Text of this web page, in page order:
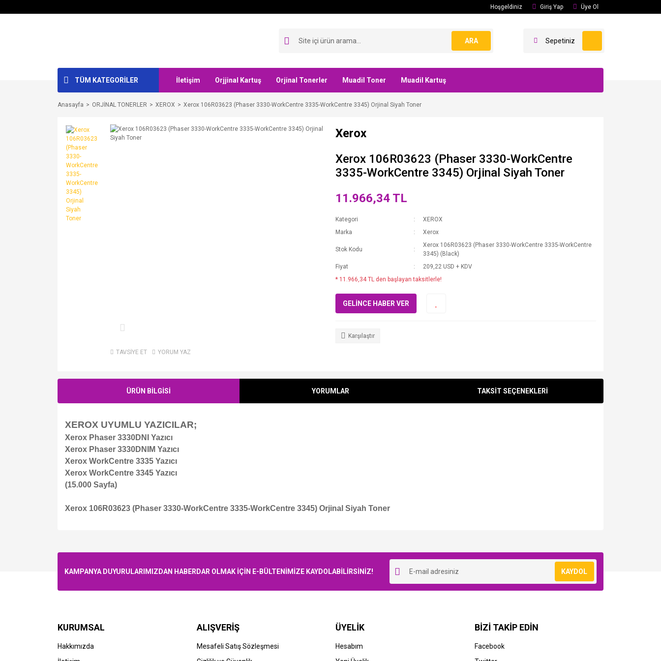
Hoşgeldiniz Giriş Yap Üye Ol
ARA Sepetiniz
TÜM KATEGORİLER İletişim Orjjinal Kartuş Orjinal Tonerler Muadil Toner Muadil Kartuş
Anasayfa ORJİNAL TONERLER XEROX Xerox 106R03623 (Phaser 3330-WorkCentre 3335-WorkCentre 3345) Orjinal Siyah Toner
TAVSİYE ET YORUM YAZ
Xerox
Xerox 106R03623 (Phaser 3330-WorkCentre
3335-WorkCentre 3345) Orjinal Siyah Toner
11.966,34 TL
Kategori
XEROX
Marka
Xerox
Stok Kodu
Xerox 106R03623 (Phaser 3330-WorkCentre 3335-WorkCentre
3345) (Black)
Fiyat
209,22 USD + KDV
* 11.966,34 TL den başlayan taksitlerle!
GELİNCE HABER VER
Karşılaştır
ÜRÜN BİLGİSİ YORUMLAR TAKSİT SEÇENEKLERİ
XEROX UYUMLU YAZICILAR;
Xerox Phaser 3330DNI Yazıcı
Xerox Phaser 3330DNIM Yazıcı
Xerox WorkCentre 3335 Yazıcı
Xerox WorkCentre 3345 Yazıcı
(15.000 Sayfa)
Xerox 106R03623 (Phaser 3330-WorkCentre 3335-WorkCentre 3345) Orjinal Siyah Toner
KAMPANYA DUYURULARIMIZDAN HABERDAR OLMAK İÇİN E-BÜLTENİMİZE KAYDOLABİLİRSİNİZ! KAYDOL
KURUMSAL
Hakkımızda
ALIŞVERİŞ
Mesafeli Satış Sözleşmesi
ÜYELİK
Hesabım
BİZİ TAKİP EDİN
Facebook